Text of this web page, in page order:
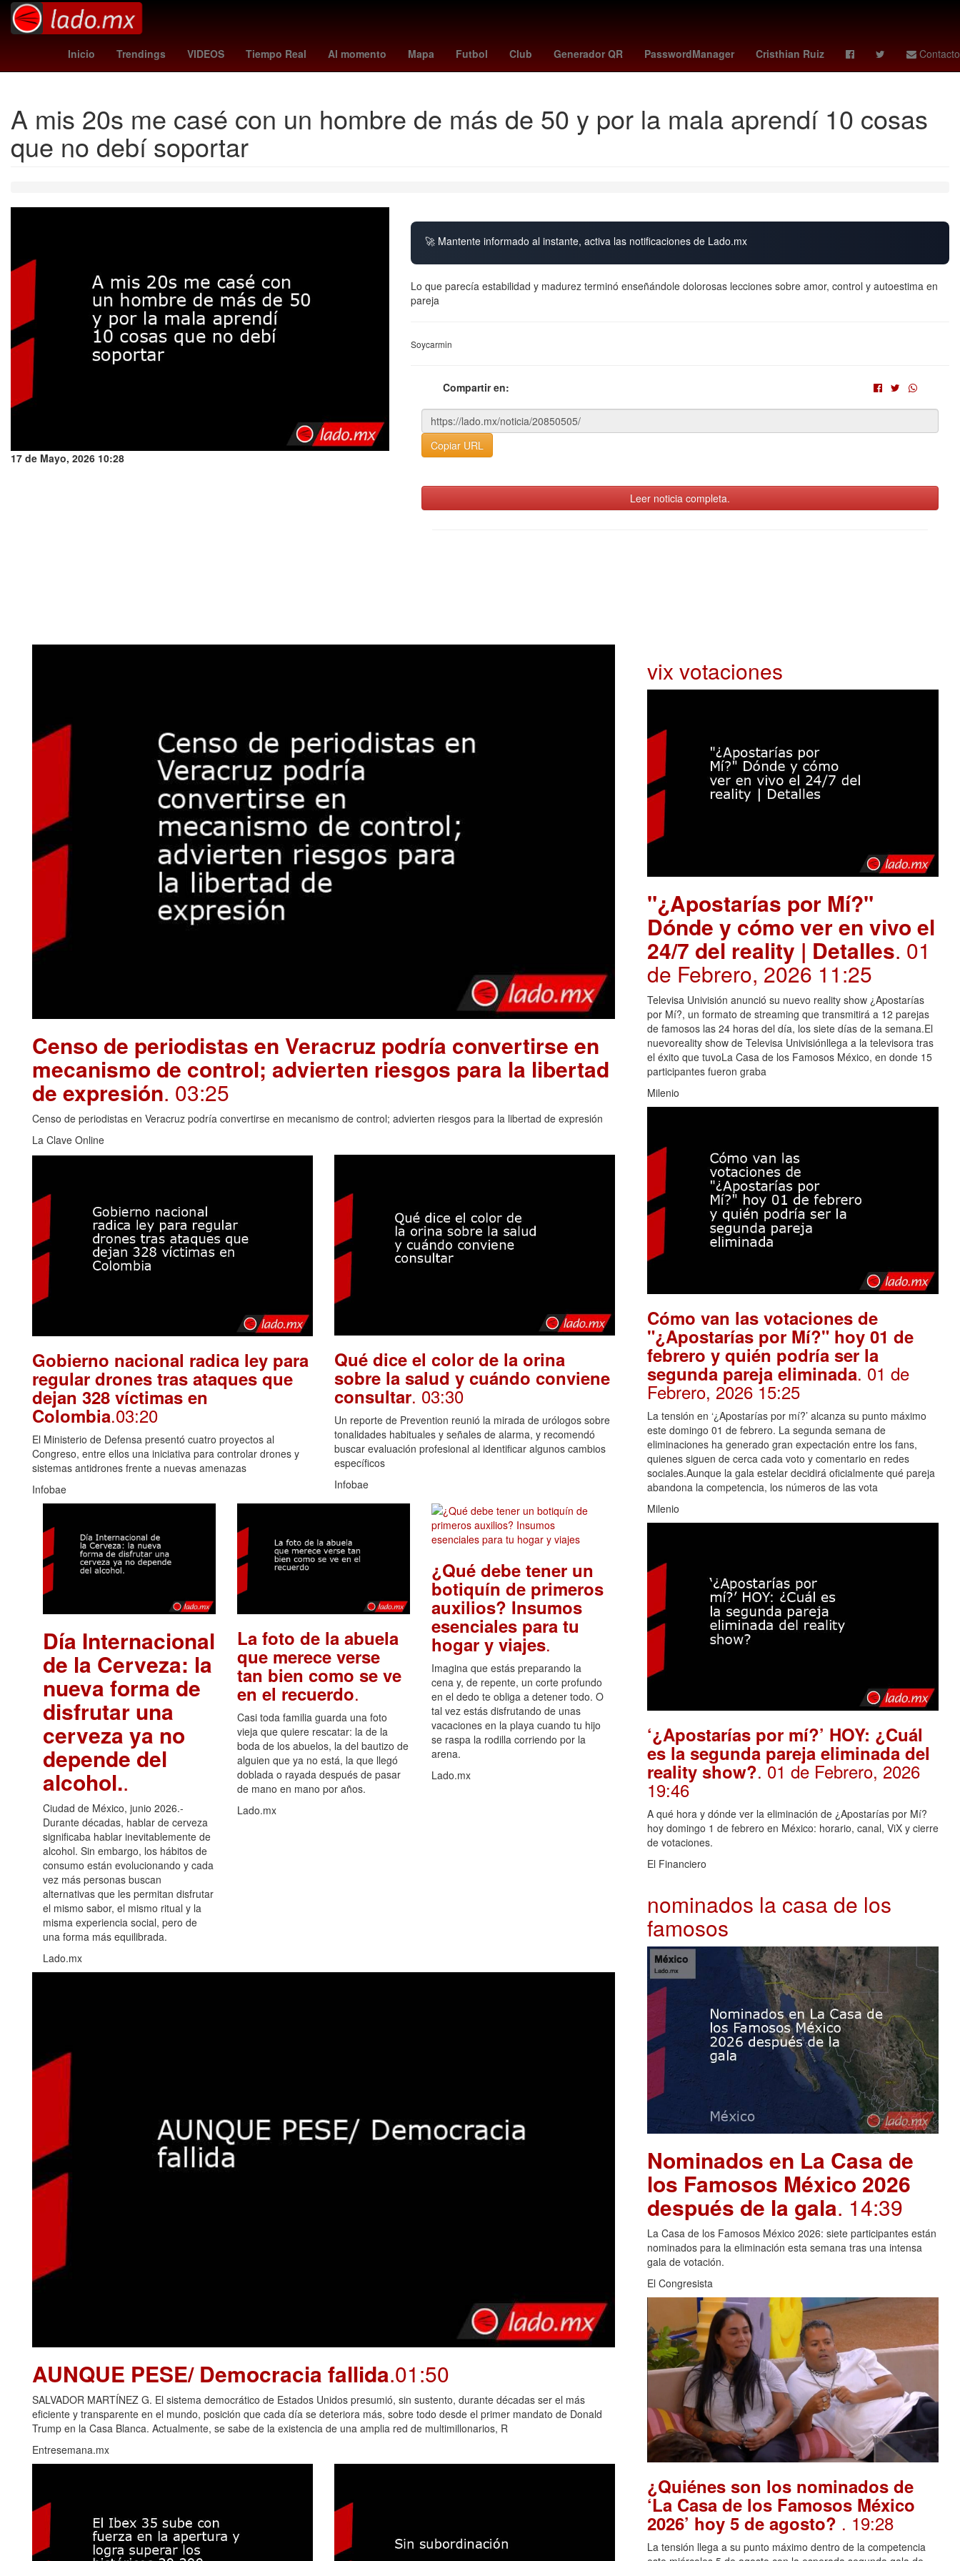
Inicio Trendings VIDEOS Tiempo Real Al momento Mapa Futbol Club Generador QR PasswordManager Cristhian Ruiz Contacto
España Brasil Empresa como vs genoa cyclospora Inteligencia Artificial Fernando Gago Argentina Senador hoy no circula cdmx hoy
A mis 20s me casé con un hombre de más de 50 y por la mala aprendí 10 cosas
que no debí soportar
17 de Mayo, 2026 10:28
🚀 Mantente informado al instante, activa las notificaciones de Lado.mx
Lo que parecía estabilidad y madurez terminó enseñándole dolorosas lecciones sobre amor, control y autoestima en
pareja
Soycarmin
Compartir en:
Copiar URL
Leer noticia completa.
Censo de periodistas en Veracruz podría convertirse en
mecanismo de control; advierten riesgos para la libertad
de expresión. 03:25
Censo de periodistas en Veracruz podría convertirse en mecanismo de control; advierten riesgos para la libertad de expresión
La Clave Online
Gobierno nacional radica ley para
regular drones tras ataques que
dejan 328 víctimas en
Colombia.03:20
El Ministerio de Defensa presentó cuatro proyectos al
Congreso, entre ellos una iniciativa para controlar drones y
sistemas antidrones frente a nuevas amenazas
Infobae
Qué dice el color de la orina
sobre la salud y cuándo conviene
consultar. 03:30
Un reporte de Prevention reunió la mirada de urólogos sobre
tonalidades habituales y señales de alarma, y recomendó
buscar evaluación profesional al identificar algunos cambios
específicos
Infobae
Día Internacional
de la Cerveza: la
nueva forma de
disfrutar una
cerveza ya no
depende del
alcohol..
Ciudad de México, junio 2026.-
Durante décadas, hablar de cerveza
significaba hablar inevitablemente de
alcohol. Sin embargo, los hábitos de
consumo están evolucionando y cada
vez más personas buscan
alternativas que les permitan disfrutar
el mismo sabor, el mismo ritual y la
misma experiencia social, pero de
una forma más equilibrada.
Lado.mx
La foto de la abuela
que merece verse
tan bien como se ve
en el recuerdo.
Casi toda familia guarda una foto
vieja que quiere rescatar: la de la
boda de los abuelos, la del bautizo de
alguien que ya no está, la que llegó
doblada o rayada después de pasar
de mano en mano por años.
Lado.mx
¿Qué debe tener un
botiquín de primeros
auxilios? Insumos
esenciales para tu
hogar y viajes.
Imagina que estás preparando la
cena y, de repente, un corte profundo
en el dedo te obliga a detener todo. O
tal vez estás disfrutando de unas
vacaciones en la playa cuando tu hijo
se raspa la rodilla corriendo por la
arena.
Lado.mx
AUNQUE PESE/ Democracia fallida.01:50
SALVADOR MARTÍNEZ G. El sistema democrático de Estados Unidos presumió, sin sustento, durante décadas ser el más
eficiente y transparente en el mundo, posición que cada día se deteriora más, sobre todo desde el primer mandato de Donald
Trump en la Casa Blanca. Actualmente, se sabe de la existencia de una amplia red de multimillonarios, R
Entresemana.mx
vix votaciones
"¿Apostarías por Mí?"
Dónde y cómo ver en vivo el
24/7 del reality | Detalles. 01
de Febrero, 2026 11:25
Televisa Univisión anunció su nuevo reality show ¿Apostarías
por Mí?, un formato de streaming que transmitirá a 12 parejas
de famosos las 24 horas del día, los siete días de la semana.El
nuevoreality show de Televisa Univisiónllega a la televisora tras
el éxito que tuvoLa Casa de los Famosos México, en donde 15
participantes fueron graba
Milenio
Cómo van las votaciones de
"¿Apostarías por Mí?" hoy 01 de
febrero y quién podría ser la
segunda pareja eliminada. 01 de
Febrero, 2026 15:25
La tensión en ‘¿Apostarías por mí?’ alcanza su punto máximo
este domingo 01 de febrero. La segunda semana de
eliminaciones ha generado gran expectación entre los fans,
quienes siguen de cerca cada voto y comentario en redes
sociales.Aunque la gala estelar decidirá oficialmente qué pareja
abandona la competencia, los números de las vota
Milenio
‘¿Apostarías por mí?’ HOY: ¿Cuál
es la segunda pareja eliminada del
reality show?. 01 de Febrero, 2026
19:46
A qué hora y dónde ver la eliminación de ¿Apostarías por Mí?
hoy domingo 1 de febrero en México: horario, canal, ViX y cierre
de votaciones.
El Financiero
nominados la casa de los
famosos
Nominados en La Casa de
los Famosos México 2026
después de la gala. 14:39
La Casa de los Famosos México 2026: siete participantes están
nominados para la eliminación esta semana tras una intensa
gala de votación.
El Congresista
¿Quiénes son los nominados de
‘La Casa de los Famosos México
2026’ hoy 5 de agosto? . 19:28
La tensión llega a su punto máximo dentro de la competencia